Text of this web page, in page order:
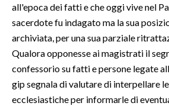
all'epoca dei fatti e che oggi vive nel
sacerdote fu indagato ma la sua
archiviata, per una sua parziale
Qualora opponesse ai magistrati il
confessorio su fatti e persone legate
gip segnala di valutare di interpellare
ecclesiastiche per informarle di